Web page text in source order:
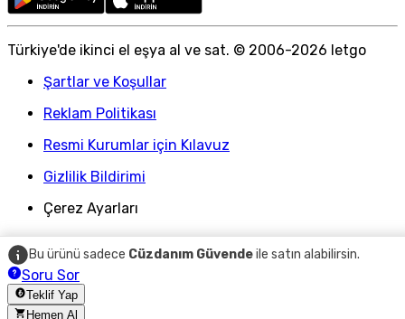
Bu ürünü sadece Cüzdanım Güvendeile satın alabilirsin.
Soru Sor
Teklif Yap
Hemen Al
Türkiye'de ikinci el eşya al ve sat. © 2006-2026 letgo
Şartlar ve Koşullar
Reklam Politikası
Resmi Kurumlar için Kılavuz
Gizlilik Bildirimi
Çerez Ayarları